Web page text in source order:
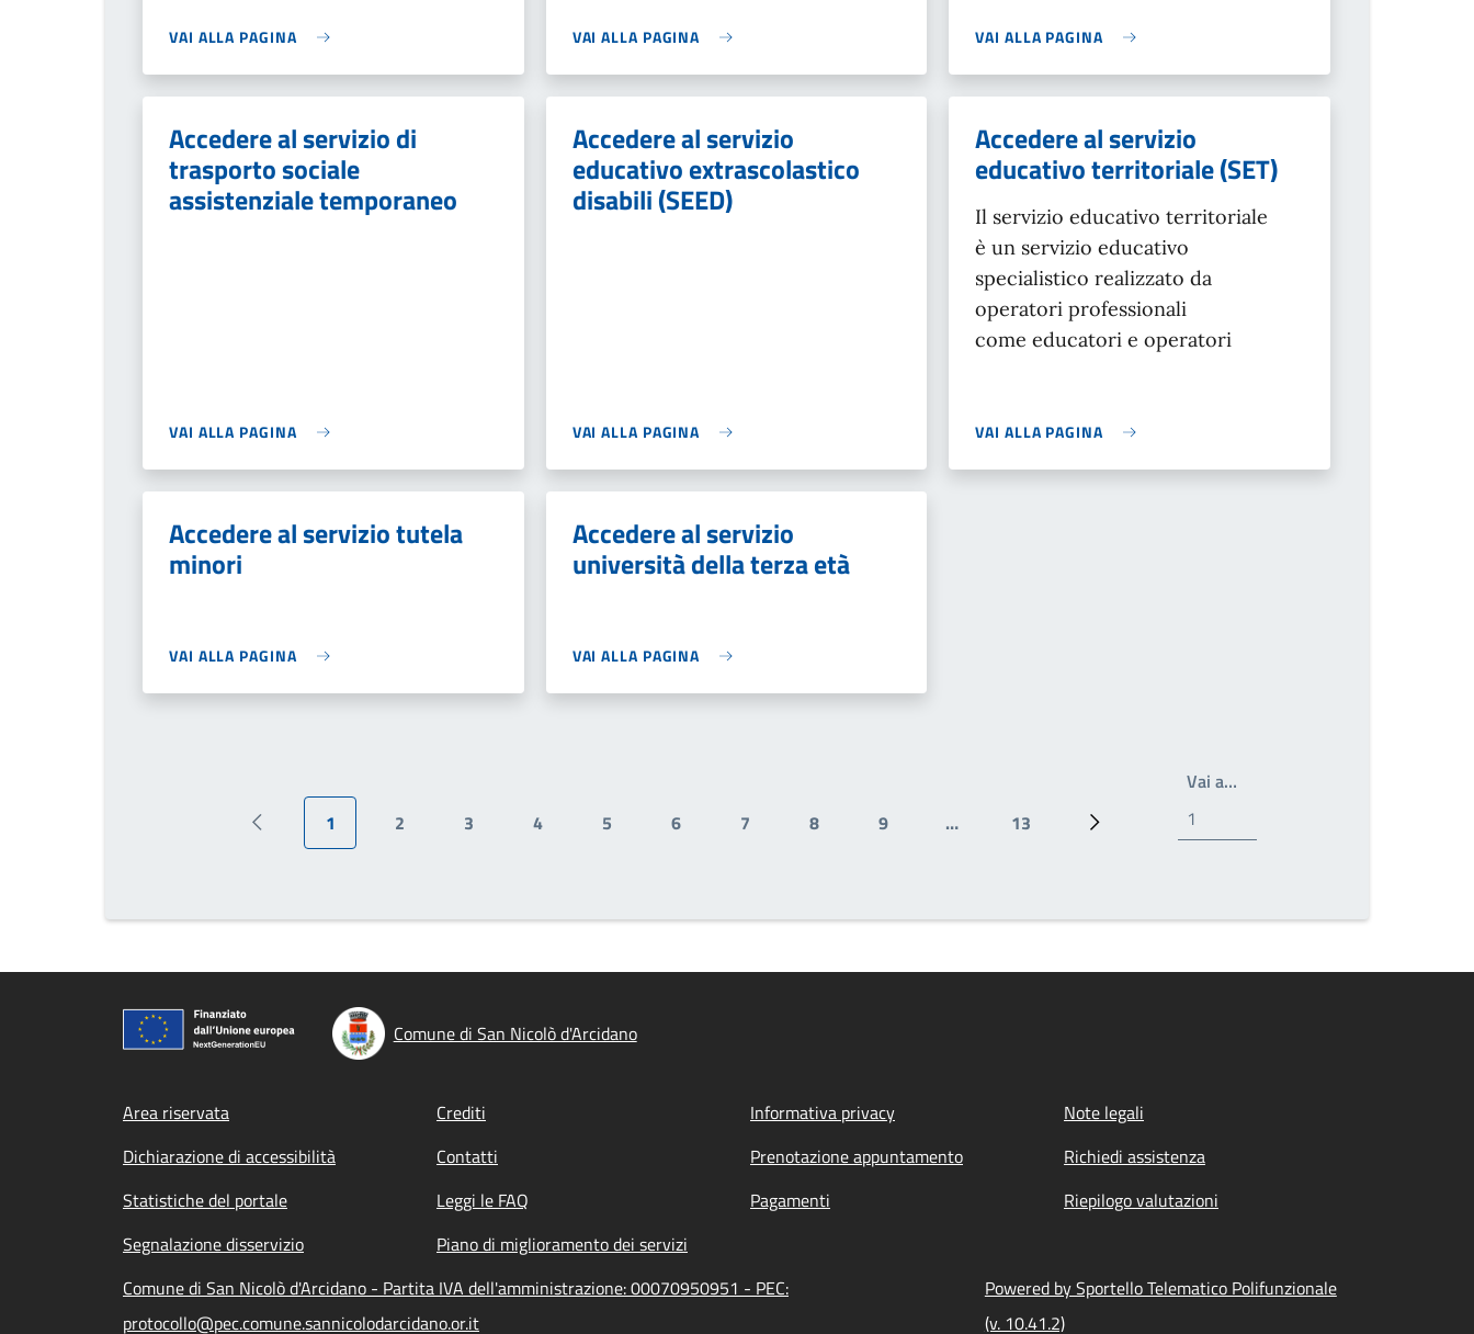
VAI ALLA PAGINA VAI ALLA PAGINA VAI ALLA PAGINA
Accedere al servizio di
trasporto sociale
assistenziale temporaneo
VAI ALLA PAGINA
Accedere al servizio
educativo extrascolastico
disabili (SEED)
VAI ALLA PAGINA
Accedere al servizio
educativo territoriale (SET)
Il servizio educativo territoriale
è un servizio educativo
specialistico realizzato da
operatori professionali
come educatori e operatori
VAI ALLA PAGINA
Accedere al servizio tutela
minori
VAI ALLA PAGINA
Accedere al servizio
università della terza età
VAI ALLA PAGINA
Pagina precedente
Pagina attuale
1
Pagina
2
Pagina
3
Pagina
4
Pagina
5
Pagina
6
Pagina
7
Pagina
8
Pagina
9 …
Ultima pagina
13
Pagina successiva
Vai a…
Comune di San Nicolò d'Arcidano
Footer menu
Area riservata Crediti Informativa privacy
Note legali
Dichiarazione di accessibilità
Contatti Prenotazione appuntamento
Richiedi assistenza
Statistiche del portale
Leggi le FAQ Pagamenti
Riepilogo valutazioni
Segnalazione disservizio
Piano di miglioramento dei servizi
Comune di San Nicolò d'Arcidano - Partita IVA dell'amministrazione: 00070950951 - PEC:
protocollo@pec.comune.sannicolodarcidano.or.it
Powered by Sportello Telematico Polifunzionale
(v. 10.41.2)